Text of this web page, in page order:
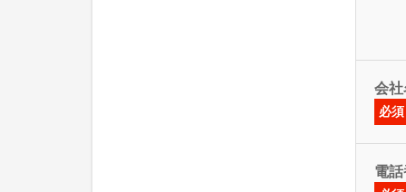
会
必須
電